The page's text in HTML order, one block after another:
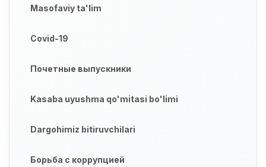
Masofaviy ta'lim
Covid-19
Почетные выпускники
Kasaba uyushma qo'mitasi bo'limi
Dargohimiz bitiruvchilari
Борьба с коррупцией